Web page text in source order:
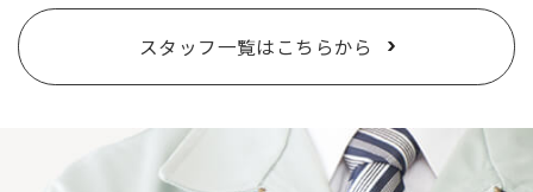
スタッフ一覧はこちらから